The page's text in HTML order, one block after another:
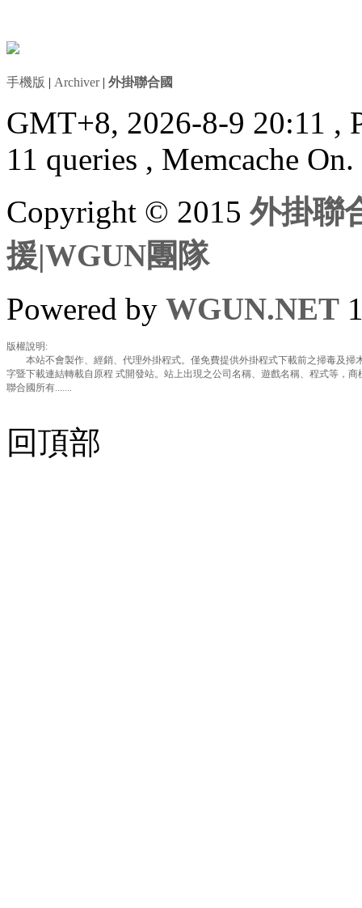
手機版 | Archiver| 外掛聯合國
GMT+8, 2026-8-9 20:11 ,
11 queries , Memcache On.
Copyright © 2015外掛聯
援|WGUN團隊
Powered by WGUN.NET
版權說明:
本站不會製作、經銷、代理外掛程式。僅免費提供外掛程式下載前之掃毒及掃
字暨下載連結轉載自原程 式開發站。站上出現之公司名稱、遊戲名稱、程式等，
聯合國所有.......
回頂部